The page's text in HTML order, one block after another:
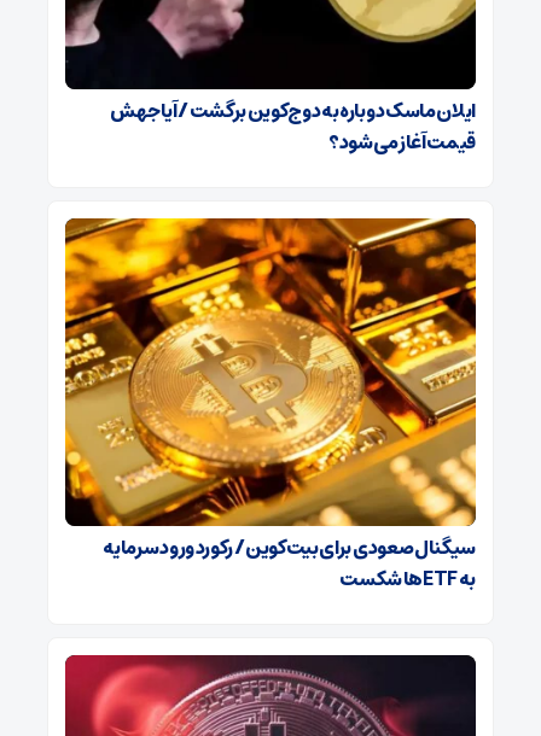
ایلان ماسک دوباره به دوج‌کوین برگشت / آیا جهش
قیمت آغاز می‌شود؟
سیگنال صعودی برای بیت‌کوین / رکورد ورود سرمایه
به ETFها شکست